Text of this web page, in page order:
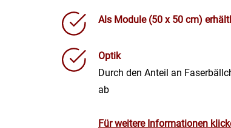
Als Module (50 x 50 cm)
Optik
Durch den Anteil an
ab
Für weitere Informationen